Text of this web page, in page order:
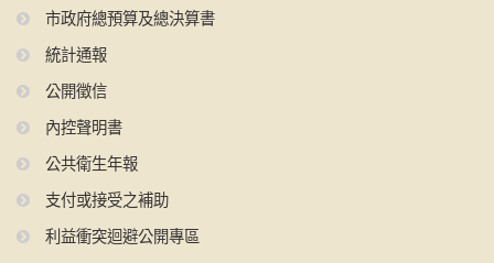
市政府總預算及總決算書
統計通報
公開徵信
內控聲明書
公共衛生年報
支付或接受之補助
利益衝突迴避公開專區